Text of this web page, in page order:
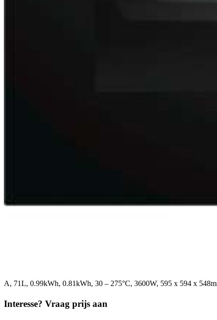
A, 71L, 0.99kWh, 0.81kWh, 30 – 275°C, 3600W, 595 x 594 x
Interesse? Vraag prijs aan